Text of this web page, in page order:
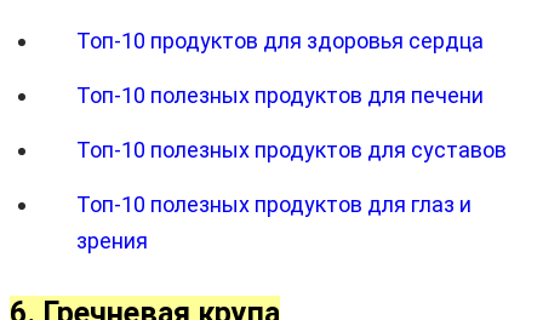
Топ-10 продуктов для здоровья сердца
Топ-10 полезных продуктов для печени
Топ-10 полезных продуктов для суставов
Топ-10 полезных продуктов для глаз и
зрения